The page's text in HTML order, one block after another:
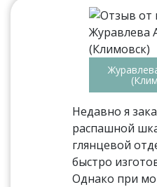
Недавно я
распашной
глянцевой
быстро
Однако при